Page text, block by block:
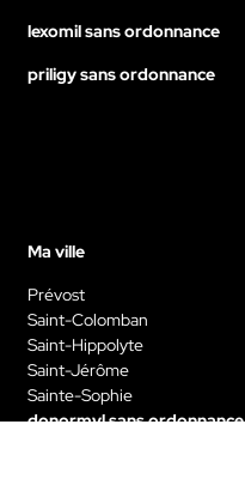
lexomil sans ordonnance
priligy sans ordonnance
Ma ville
Prévost
Saint-Colomban
Saint-Hippolyte
Saint-Jérôme
Sainte-Sophie
donormyl sans ordonnance